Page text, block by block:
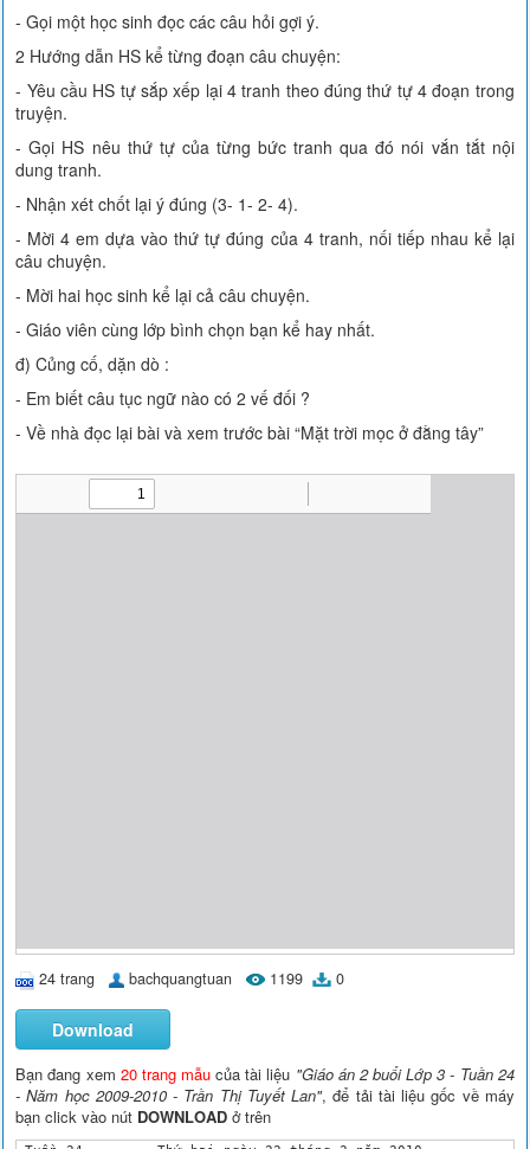
- Gọi một học sinh đọc các câu hỏi gợi ý.
2 Hướng dẫn HS kể từng đoạn câu chuyện:
- Yêu cầu HS tự sắp xếp lại 4 tranh theo đúng thứ tự 4 đoạn trong
truyện.
- Gọi HS nêu thứ tự của từng bức tranh qua đó nói vắn tắt nội
dung tranh.
- Nhận xét chốt lại ý đúng (3- 1- 2- 4).
- Mời 4 em dựa vào thứ tự đúng của 4 tranh, nối tiếp nhau kể lại
câu chuyện.
- Mời hai học sinh kể lại cả câu chuyện.
- Giáo viên cùng lớp bình chọn bạn kể hay nhất.
đ) Củng cố, dặn dò :
- Em biết câu tục ngữ nào có 2 vế đối ?
- Về nhà đọc lại bài và xem trước bài “Mặt trời mọc ở đằng tây”
24 trang bachquangtuan 1199 0
Download
Bạn đang xem 20 trang mẫucủa tài liệu "Giáo án 2 buổi Lớp 3 - Tuần 24
- Năm học 2009-2010 - Trần Thị Tuyết Lan", để tải tài liệu gốc về máy
bạn click vào nút DOWNLOAD ở trên